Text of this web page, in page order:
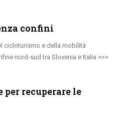
confini
cicloturismo e della mobilità
nord-sud tra Slovenia e Italia
recuperare le